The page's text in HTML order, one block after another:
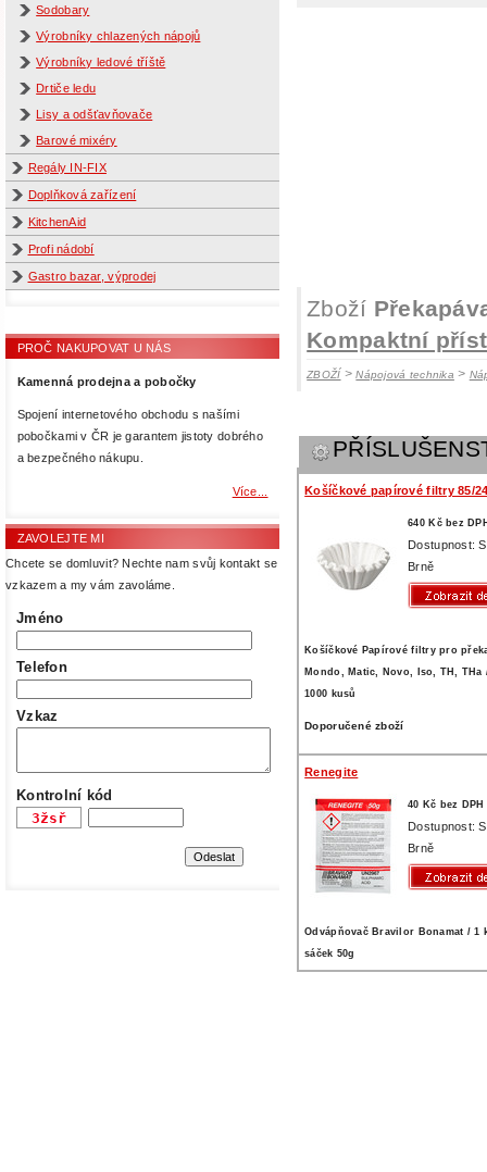
Sodobary
Výrobníky chlazených nápojů
Výrobníky ledové tříště
Drtiče ledu
Lisy a odšťavňovače
Barové mixéry
Regály IN-FIX
Doplňková zařízení
KitchenAid
Profi nádobí
Gastro bazar, výprodej
PROČ NAKUPOVAT U NÁS
Kamenná prodejna a pobočky
Spojení internetového obchodu s našími
pobočkami v ČR je garantem jistoty dobrého
a bezpečného nákupu.
Více...
ZAVOLEJTE MI
Chcete se domluvit? Nechte nam svůj kontakt se
vzkazem a my vám zavoláme.
Jméno
Telefon
Vzkaz
Kontrolní kód
Zboží
Kompaktní
ZBOŽÍ >Nápojová technika >
Košíčkové papírové filtry 85/
640 Kč bez
Dostupnost:
Brně
Košíčkové Papírové filtry pro
Mondo, Matic, Novo, Iso, TH, THa
1000 kusů
Doporučené zboží
Renegite
40 Kč bez DPH
Dostupnost:
Brně
Odvápňovač Bravilor Bonamat / 1
sáček 50g